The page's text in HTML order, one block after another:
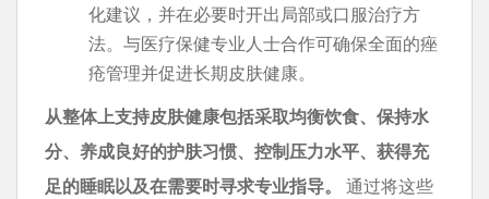
化建议，并在必要时开出局部或口服治疗方
法。与医疗保健专业人士合作可确保全面的痤
疮管理并促进长期皮肤健康。
从整体上支持皮肤健康包括采取均衡饮食、保持水
分、养成良好的护肤习惯、控制压力水平、获得充
足的睡眠以及在需要时寻求专业指导。
通过将这些